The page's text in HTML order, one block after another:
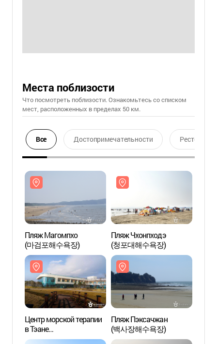
Места поблизости
Что посмотреть поблизости. Ознакомьтесь со списком
мест, расположенных в пределах 50 км.
Все Достопримечательности Ресторан
Пляж Магомпхо
(마검포해수욕장)
Пляж Чхонпходэ
(청포대해수욕장)
Центр морской терапии
в Тэане
(태안해양치유센터)
Пляж Пэксачжан
(백사장해수욕장)